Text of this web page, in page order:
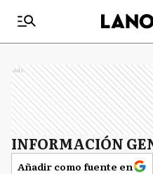
Ads
INFORMACIÓN
Añadir como fuente en